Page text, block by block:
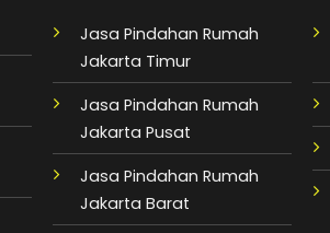
Jasa Pindahan Rumah
Jakarta Timur
Jasa Pindahan Rumah
Jakarta Pusat
Jasa Pindahan Rumah
Jakarta Barat